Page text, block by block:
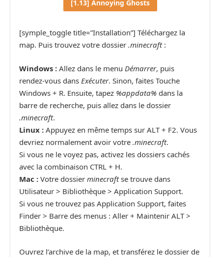
[1.13] Annoying Ghosts
[symple_toggle title=”Installation”] Téléchargez la
map. Puis trouvez votre dossier .minecraft:
Windows : Allez dans le menu Démarrer, puis
rendez-vous dans Exécuter. Sinon, faites Touche
Windows + R. Ensuite, tapez %appdata% dans la
barre de recherche, puis allez dans le dossier
.minecraft.
Linux : Appuyez en même temps sur ALT + F2. Vous
devriez normalement avoir votre .minecraft.
Si vous ne le voyez pas, activez les dossiers cachés
avec la combinaison CTRL + H.
Mac : Votre dossier minecraftse trouve dans
Utilisateur > Bibliothèque > Application Support.
Si vous ne trouvez pas Application Support, faites
Finder > Barre des menus : Aller + Maintenir ALT >
Bibliothèque.
Ouvrez l’archive de la map, et transférez le dossier de